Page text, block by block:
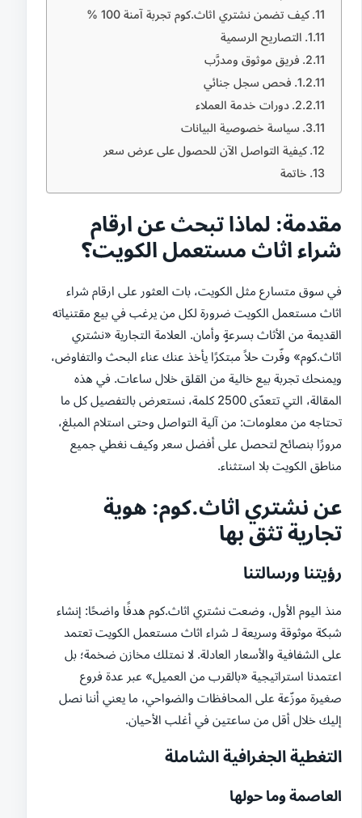
كيف تضمن نشتري اثاث.كوم تجربة آمنة 100 %
التصاريح الرسمية
فريق موثوق ومدرَّب
فحص سجل جنائي
دورات خدمة العملاء
سياسة خصوصية البيانات
كيفية التواصل الآن للحصول على عرض سعر
خاتمة
مقدمة: لماذا تبحث عن ارقام
شراء اثاث مستعمل الكويت؟
في سوق متسارع مثل الكويت، بات العثور على ارقام شراء
اثاث مستعمل الكويت ضرورة لكل من يرغب في بيع مقتنياته
القديمة من الأثاث بسرعةٍ وأمان. العلامة التجارية «نشتري
اثاث.كوم» وفّرت حلاً مبتكرًا يأخذ عنك عناء البحث والتفاوض،
ويمنحك تجربة بيع خالية من القلق خلال ساعات. في هذه
المقالة، التي تتعدّى 2500 كلمة، نستعرض بالتفصيل كل ما
تحتاجه من معلومات: من آلية التواصل وحتى استلام المبلغ،
مرورًا بنصائح لتحصل على أفضل سعر وكيف نغطي جميع
مناطق الكويت بلا استثناء.
عن نشتري اثاث.كوم: هوية
تجارية تثق بها
رؤيتنا ورسالتنا
منذ اليوم الأول، وضعت نشتري اثاث.كوم هدفًا واضحًا: إنشاء
شبكة موثوقة وسريعة لـ شراء اثاث مستعمل الكويت تعتمد
على الشفافية والأسعار العادلة. لا نمتلك مخازن ضخمة؛ بل
اعتمدنا استراتيجية «بالقرب من العميل» عبر عدة فروع
صغيرة موزّعة على المحافظات والضواحي، ما يعني أننا نصل
إليك خلال أقل من ساعتين في أغلب الأحيان.
التغطية الجغرافية الشاملة
العاصمة وما حولها